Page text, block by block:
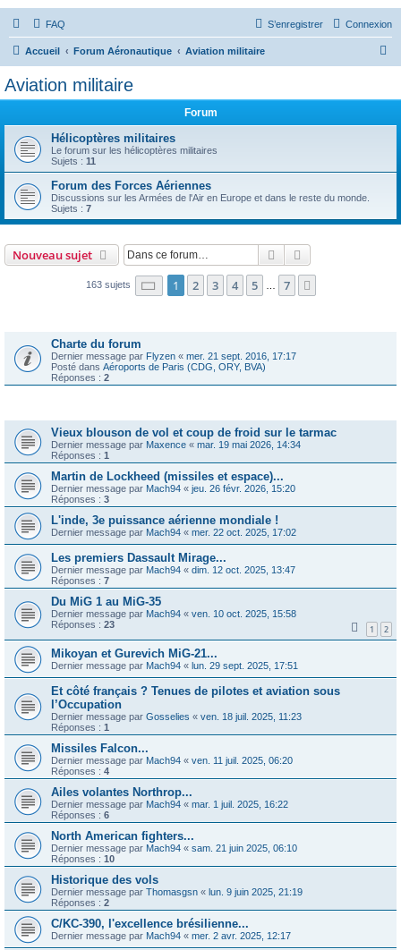
FAQ Connexion
S’enregistrer
Accueil Forum Aéronautique Aviation militaire
e
Aviation militaire
Forum
Hélicoptères militaires
Le forum sur les hélicoptères militaires
Sujets : 11
Forum des Forces Aériennes
Discussions sur les Armées de l'Air en Europe et dans le reste du monde.
Sujets : 7
Nouveau sujet Rechercher
163 sujets Page 1sur7
1 2 3 4 5 7
Charte du forum
Dernier message par Flyzen « mer. 21 sept. 2016, 17:17
Posté dans Aéroports de Paris (CDG, ORY, BVA)
Réponses : 2
Vieux blouson de vol et coup de froid sur le tarmac
Dernier message par Maxence « mar. 19 mai 2026, 14:34
Réponses : 1
Martin de Lockheed (missiles et espace)...
Dernier message par Mach94 « jeu. 26 févr. 2026, 15:20
Réponses : 3
L'inde, 3e puissance aérienne mondiale !
Dernier message par Mach94 « mer. 22 oct. 2025, 17:02
Les premiers Dassault Mirage...
Dernier message par Mach94 « dim. 12 oct. 2025, 13:47
Réponses : 7
Du MiG 1 au MiG-35
Dernier message par Mach94 « ven. 10 oct. 2025, 15:58
Réponses : 23 1 2
Mikoyan et Gurevich MiG-21...
Dernier message par Mach94 « lun. 29 sept. 2025, 17:51
Et côté français ? Tenues de pilotes et aviation sous
l’Occupation
Dernier message par Gosselies « ven. 18 juil. 2025, 11:23
Réponses : 1
Missiles Falcon...
Dernier message par Mach94 « ven. 11 juil. 2025, 06:20
Réponses : 4
Ailes volantes Northrop...
Dernier message par Mach94 « mar. 1 juil. 2025, 16:22
Réponses : 6
North American fighters...
Dernier message par Mach94 « sam. 21 juin 2025, 06:10
Réponses : 10
Historique des vols
Dernier message par Thomasgsn « lun. 9 juin 2025, 21:19
Réponses : 2
C/KC-390, l'excellence brésilienne...
Dernier message par Mach94 « mer. 2 avr. 2025, 12:17